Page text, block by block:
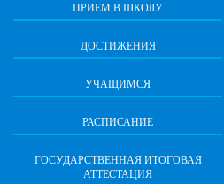
ПРИЕМ В ШКОЛУ
ДОСТИЖЕНИЯ
УЧАЩИМСЯ
РАСПИСАНИЕ
ГОСУДАРСТВЕННАЯ ИТОГОВАЯ
АТТЕСТАЦИЯ